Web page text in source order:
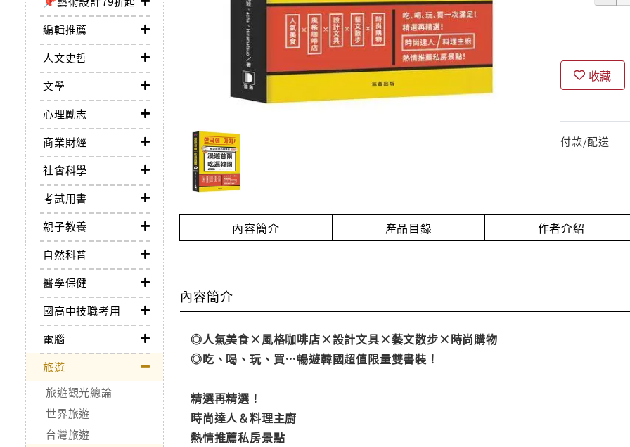
編輯推薦
人文史哲
文學
心理勵志
商業財經
社會科學
考試用書
親子教養
自然科普
醫學保健
國高中技職考用
電腦
旅遊
旅遊觀光總論
世界旅遊
台灣旅遊
收藏
付款/配送
內容簡介 產品目錄 作者介紹
內容簡介
◎人氣美食×風格咖啡店×設計文具×藝文散步×時尚購物
◎吃、喝、玩、買…暢遊韓國超值限量雙書裝！
精選再精選！
時尚達人＆料理主廚
熱情推薦私房景點